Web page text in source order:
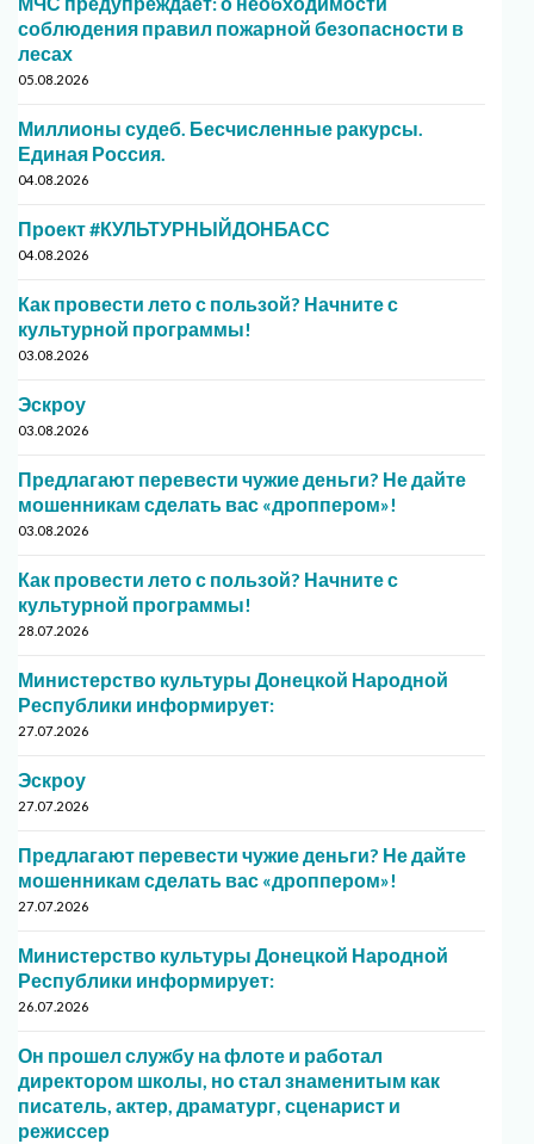
соблюдения правил пожарной безопасности в
лесах
05.08.2026
Миллионы судеб. Бесчисленные ракурсы.
Единая Россия.
04.08.2026
Проект #КУЛЬТУРНЫЙДОНБАСС
04.08.2026
Как провести лето с пользой? Начните с
культурной программы!
03.08.2026
Эскроу
03.08.2026
Предлагают перевести чужие деньги? Не дайте
мошенникам сделать вас «дроппером»!
03.08.2026
Как провести лето с пользой? Начните с
культурной программы!
28.07.2026
Министерство культуры Донецкой Народной
Республики информирует:
27.07.2026
Эскроу
27.07.2026
Предлагают перевести чужие деньги? Не дайте
мошенникам сделать вас «дроппером»!
27.07.2026
Министерство культуры Донецкой Народной
Республики информирует:
26.07.2026
Он прошел службу на флоте и работал
директором школы, но стал знаменитым как
писатель, актер, драматург, сценарист и
режиссер